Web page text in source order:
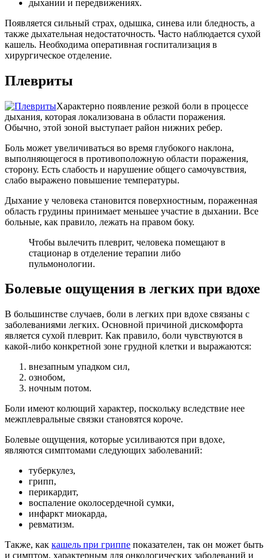
дыхании и передвижениях.
Появляется сильный страх, одышка, синева или бледность, а
также дыхательная недостаточность. Часто наблюдается сухой
кашель. Необходима оперативная госпитализация в
хирургическое отделение.
Плевриты
Характерно появление резкой боли в процессе
дыхания, которая локализована в области поражения.
Обычно, этой зоной выступает район нижних ребер.
Боль может увеличиваться во время глубокого наклона,
выполняющегося в противоположную области поражения,
сторону. Есть слабость и нарушение общего самочувствия,
слабо выражено повышение температуры.
Дыхание у человека становится поверхностным, пораженная
область грудины принимает меньшее участие в дыхании. Все
больные, как правило, лежать на правом боку.
Чтобы вылечить плеврит, человека помещают в
стационар в отделение терапии либо
пульмонологии.
Болевые ощущения в легких при вдохе
В большинстве случаев, боли в легких при вдохе связаны с
заболеваниями легких. Основной причиной дискомфорта
является сухой плеврит. Как правило, боли чувствуются в
какой-либо конкретной зоне грудной клетки и выражаются:
внезапным упадком сил,
ознобом,
ночным потом.
Боли имеют колющий характер, поскольку вследствие нее
межплевральные связки становятся короче.
Болевые ощущения, которые усиливаются при вдохе,
являются симптомами следующих заболеваний:
туберкулез,
грипп,
перикардит,
воспаление околосердечной сумки,
инфаркт миокарда,
ревматизм.
Также, как кашель при гриппе показателен, так он может быть
и симптом, характерным для онкологических заболеваний и